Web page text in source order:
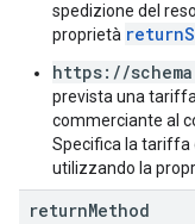
spedizione del
proprietà
https://
prevista una
commerciante al
Specifica la tariffa
utilizzando la
returnMethod